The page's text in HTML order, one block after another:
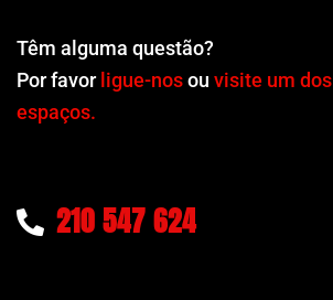
Têm alguma questão?
Por favor ligue-nosou visite um
espaços.
210 547 624